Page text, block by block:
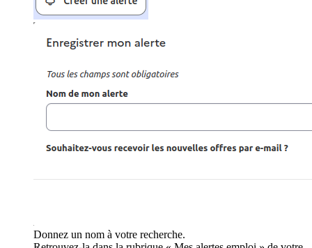
Donnez un nom à votre recherche.